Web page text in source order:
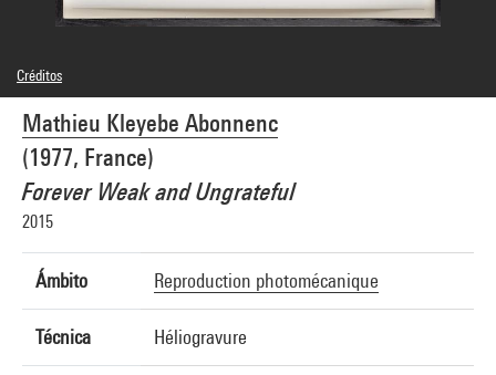
Mathieu Kleyebe Abonnenc
(1977, France)
Forever Weak and Ungrateful
2015
Ámbito Reproduction photomécanique
Técnica Héliogravure
Créditos
© Mathieu Kleyebe Abonnenc
Créditos fotográficos : Bertrand Prévost - Centre Pompidou, MNAM-CCI
Referencia de la imagen : 4Y03580
Difusión de la imagen :GrandPalaisRmnPhoto